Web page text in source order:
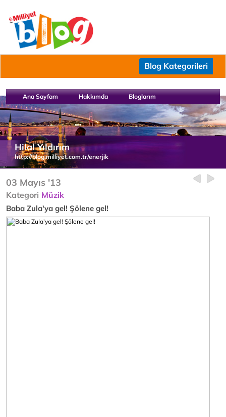
Blog Kategorileri
Ana Sayfam Hakkımda Bloglarım
Hilal Yıldırım
http://blog.milliyet.com.tr/enerjik
03 Mayıs '13
Kategori Müzik
Baba Zula'ya gel! Şölene gel!